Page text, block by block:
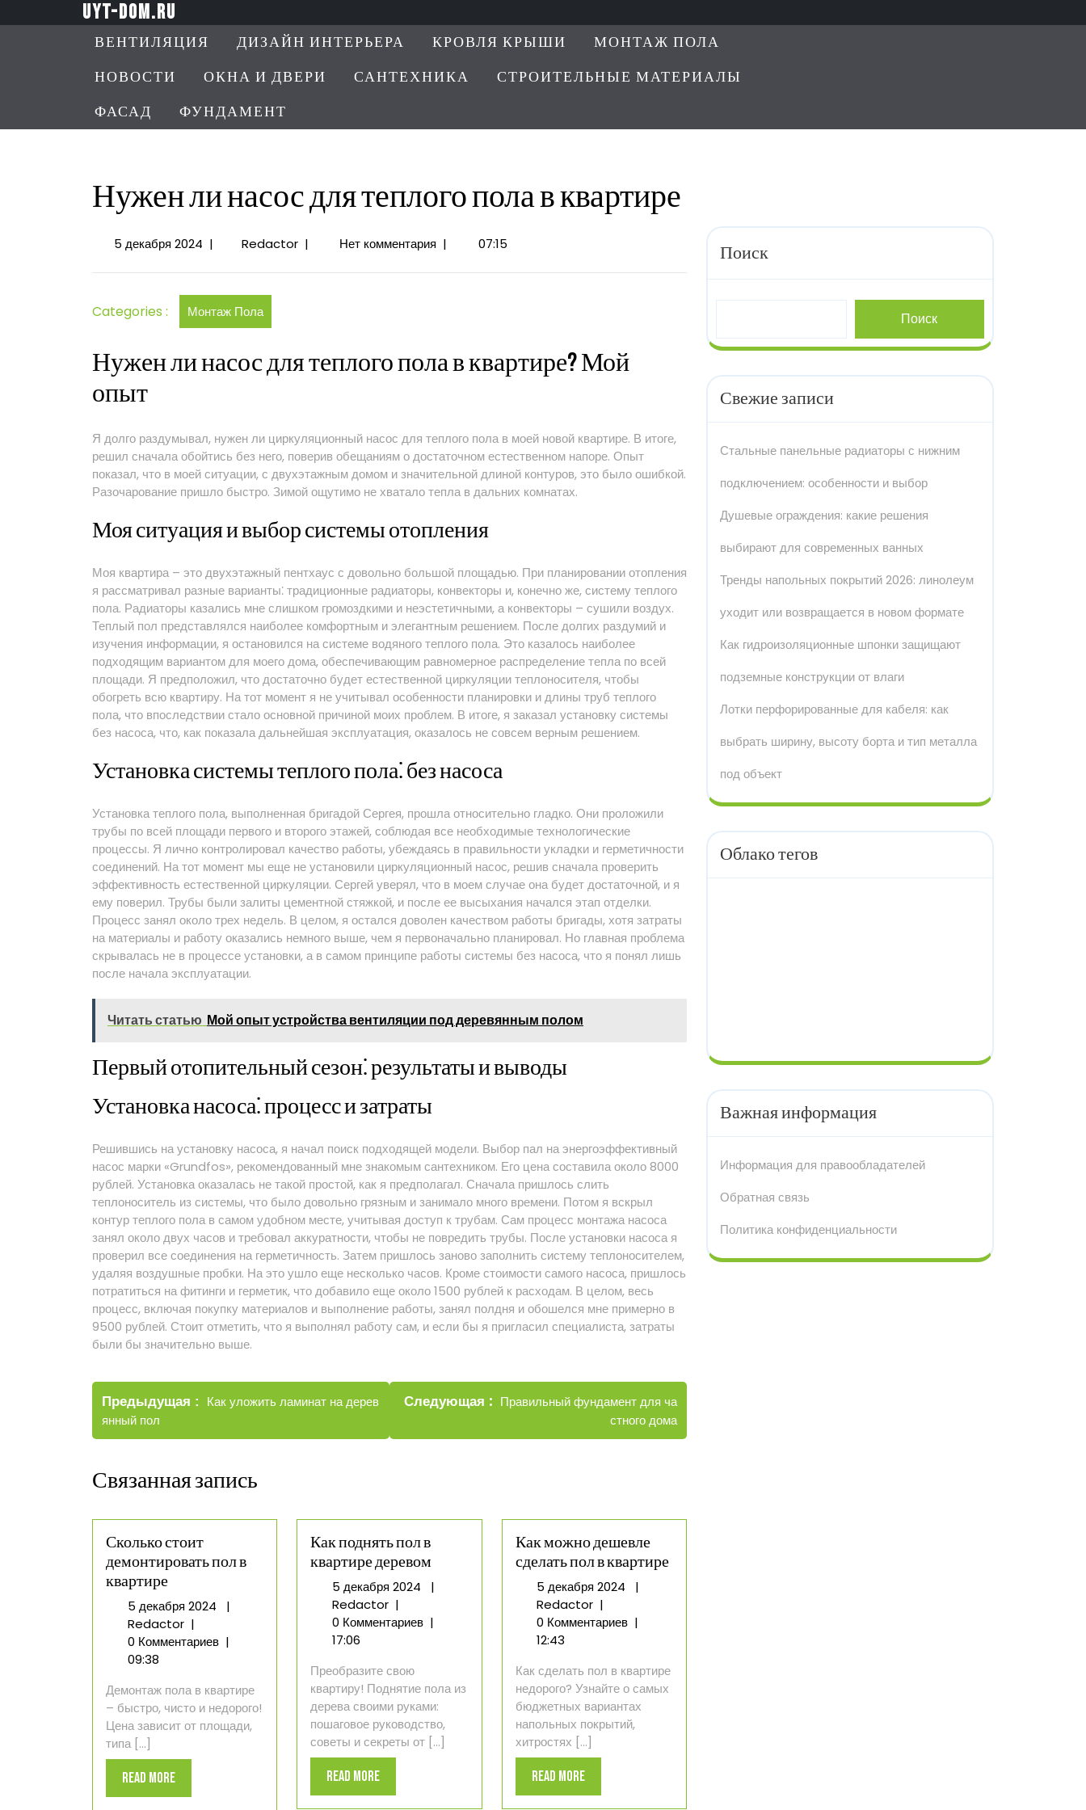
к
uyt-dom.ru
ВЕНТИЛЯЦИЯ ДИЗАЙН ИНТЕРЬЕРА КРОВЛЯ КРЫШИ МОНТАЖ ПОЛА
НОВОСТИ ОКНА И ДВЕРИ САНТЕХНИКА СТРОИТЕЛЬНЫЕ МАТЕРИАЛЫ
ФАСАД ФУНДАМЕНТ
Нужен ли насос для теплого пола в квартире
5 декабря 20245
2024
| RedactorНужен
насос
квартире
| Нет комментария | 07:15
Categories : Монтаж Пола
Нужен ли насос для теплого пола в квартире? Мой
опыт
Я долго раздумывал, нужен ли циркуляционный насос для теплого пола в моей новой квартире. В итоге,
решил сначала обойтись без него, поверив обещаниям о достаточном естественном напоре. Опыт
показал, что в моей ситуации, с двухэтажным домом и значительной длиной контуров, это было ошибкой.
Разочарование пришло быстро. Зимой ощутимо не хватало тепла в дальних комнатах.
Моя ситуация и выбор системы отопления
Моя квартира – это двухэтажный пентхаус с довольно большой площадью. При планировании отопления
я рассматривал разные варианты⁚ традиционные радиаторы, конвекторы и, конечно же, систему теплого
пола. Радиаторы казались мне слишком громоздкими и неэстетичными, а конвекторы – сушили воздух.
Теплый пол представлялся наиболее комфортным и элегантным решением. После долгих раздумий и
изучения информации, я остановился на системе водяного теплого пола. Это казалось наиболее
подходящим вариантом для моего дома, обеспечивающим равномерное распределение тепла по всей
площади. Я предположил, что достаточно будет естественной циркуляции теплоносителя, чтобы
обогреть всю квартиру. На тот момент я не учитывал особенности планировки и длины труб теплого
пола, что впоследствии стало основной причиной моих проблем. В итоге, я заказал установку системы
без насоса, что, как показала дальнейшая эксплуатация, оказалось не совсем верным решением.
Установка системы теплого пола⁚ без насоса
Установка теплого пола, выполненная бригадой Сергея, прошла относительно гладко. Они проложили
трубы по всей площади первого и второго этажей, соблюдая все необходимые технологические
процессы. Я лично контролировал качество работы, убеждаясь в правильности укладки и герметичности
соединений. На тот момент мы еще не установили циркуляционный насос, решив сначала проверить
эффективность естественной циркуляции. Сергей уверял, что в моем случае она будет достаточной, и я
ему поверил. Трубы были залиты цементной стяжкой, и после ее высыхания начался этап отделки.
Процесс занял около трех недель. В целом, я остался доволен качеством работы бригады, хотя затраты
на материалы и работу оказались немного выше, чем я первоначально планировал. Но главная проблема
скрывалась не в процессе установки, а в самом принципе работы системы без насоса, что я понял лишь
после начала эксплуатации.
Читать статью Мой опыт устройства вентиляции под деревянным полом
Первый отопительный сезон⁚ результаты и выводы
Установка насоса⁚ процесс и затраты
Решившись на установку насоса, я начал поиск подходящей модели. Выбор пал на энергоэффективный
насос марки «Grundfos», рекомендованный мне знакомым сантехником. Его цена составила около 8000
рублей. Установка оказалась не такой простой, как я предполагал. Сначала пришлось слить
теплоноситель из системы, что было довольно грязным и занимало много времени. Потом я вскрыл
контур теплого пола в самом удобном месте, учитывая доступ к трубам. Сам процесс монтажа насоса
занял около двух часов и требовал аккуратности, чтобы не повредить трубы. После установки насоса я
проверил все соединения на герметичность. Затем пришлось заново заполнить систему теплоносителем,
удаляя воздушные пробки. На это ушло еще несколько часов. Кроме стоимости самого насоса, пришлось
потратиться на фитинги и герметик, что добавило еще около 1500 рублей к расходам. В целом, весь
процесс, включая покупку материалов и выполнение работы, занял полдня и обошелся мне примерно в
9500 рублей. Стоит отметить, что я выполнял работу сам, и если бы я пригласил специалиста, затраты
были бы значительно выше.
Навигация
по
записям
Предыдущая
Старые
Как уложить ламинат на дерев
янный пол
Следующая
Новые
Правильный фундамент для ча
стного дома
Связанная запись
Сколько стоит
демонтировать пол в
квартире
5 декабря 20245
2024
|
RedactorСколько
стоит
в
квартире
|
0 Комментариев |
09:38
Демонтаж пола в квартире
– быстро, чисто и недорого!
Цена зависит от площади,
типа [...]
Read MoreRead
More
Как поднять пол в
квартире деревом
5 декабря 2024
2024
|
RedactorКак
поднять
квартире
деревом
|
0 Комментариев |
17:06
Преобразите свою
квартиру! Поднятие пола из
дерева своими руками:
пошаговое руководство,
советы и секреты от [...]
Read MoreRead
More
Как можно дешевле
сделать пол в квартире
5 декабря 2024
2024
|
RedactorКак
можно
пол
в
квартире
|
0 Комментариев |
12:43
Как сделать пол в квартире
недорого? Узнайте о самых
бюджетных вариантах
напольных покрытий,
хитростях [...]
Read MoreRead
More
Поиск
Поиск
Свежие записи
Стальные панельные радиаторы с нижним
подключением: особенности и выбор
Душевые ограждения: какие решения
выбирают для современных ванных
Тренды напольных покрытий 2026: линолеум
уходит или возвращается в новом формате
Как гидроизоляционные шпонки защищают
подземные конструкции от влаги
Лотки перфорированные для кабеля: как
выбрать ширину, высоту борта и тип металла
под объект
Облако тегов
Важная информация
Информация для правообладателей
Обратная связь
Политика конфиденциальности